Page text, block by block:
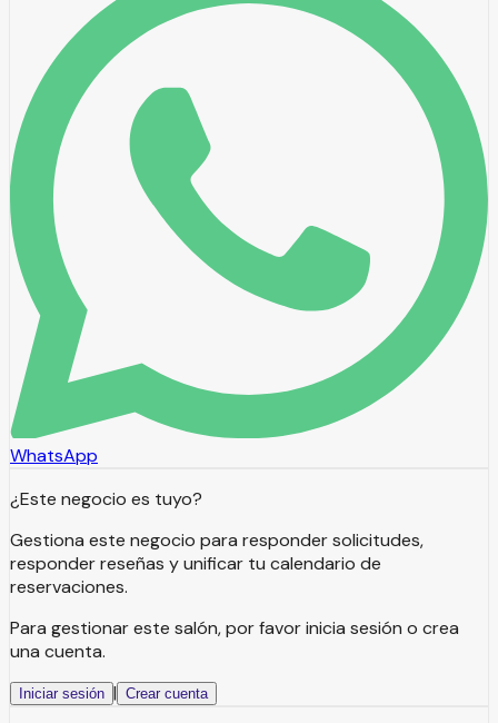
WhatsApp
¿Este negocio es tuyo?
Gestiona este negocio para responder solicitudes,
responder reseñas y unificar tu calendario de
reservaciones.
Para gestionar este salón, por favor inicia sesión o crea
una cuenta.
Iniciar sesión | Crear cuenta